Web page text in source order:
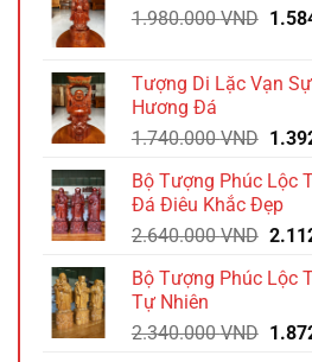
1.980.000VND Giá
Tượng Di Lặc Vạn
Hương Đá
1.740.000VND Giá
là:
Bộ Tượng Phúc Lộc
Đá Điêu Khắc Đẹp
2.640.000VND Giá
là:
Bộ Tượng Phúc Lộc
Tự Nhiên
2.340.000VND Giá